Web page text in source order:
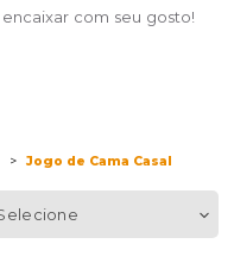
com seu gosto!
Jogo de Cama Casal